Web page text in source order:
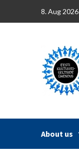
8. Aug 2026
About us